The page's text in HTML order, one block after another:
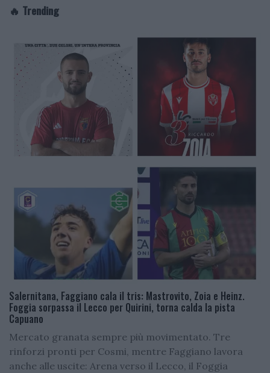
🔥 Trending
Salernitana, Faggiano cala il tris: Mastrovito, Zoia e Heinz.
Foggia sorpassa il Lecco per Quirini, torna calda la pista
Capuano
Mercato granata sempre più movimentato. Tre
rinforzi pronti per Cosmi, mentre Faggiano lavora
anche alle uscite: Arena verso il Lecco, il Foggia